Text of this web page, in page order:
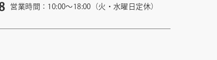
営業時間：10:00〜18:00（火・水曜日定休）